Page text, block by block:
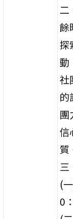
餘
探
動
社
的
團
信
質
(
0